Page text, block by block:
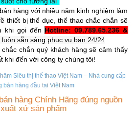
hàng với nhiều năm kinh nghiệm làm
thiết bị thể dục, thể thao chắc chắn sẽ
khi gọi đến Hotline: 09.789.65.236 &
luôn sẵn sàng phục vụ bạn 24/24
chắn quý khách hàng sẽ cảm thấy
khi đến với công ty chúng tôi!
Siêu thị thể thao Việt Nam – Nhà cung cấp
bàn hàng đầu tại Việt Nam
hàng Chính Hãng đúng nguồn
xứ sản phẩm